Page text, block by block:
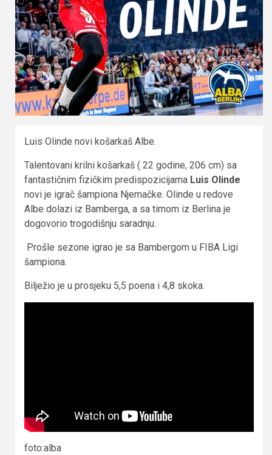
Luis Olinde novi košarkaš Albe.
Talentovani krilni košarkaš ( 22 godine, 206 cm) sa
fantastičnim fizičkim predispozicijama Luis Olinde
novi je igrač šampiona Njemačke. Olinde u redove
Albe dolazi iz Bamberga, a sa timom iz Berlina je
dogovorio trogodišnju saradnju.
Prošle sezone igrao je sa Bambergom u FIBA Ligi
šampiona.
Bilježio je u prosjeku 5,5 poena i 4,8 skoka.
foto:alba